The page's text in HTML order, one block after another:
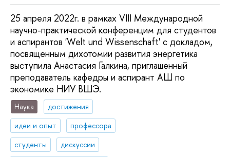
25 апреля 2022г. в рамках VIII Международной
научно-практической конференцим для студентов
и аспирантов 'Welt und Wissenschaft' с докладом,
посвященным дихотомии развития энергетика
выступила Анастасия Галкина, приглашенный
преподаватель кафедры и аспирант АШ по
экономике НИУ ВШЭ.
Наука
достижения
идеи и опыт
профессора
студенты
дискуссии